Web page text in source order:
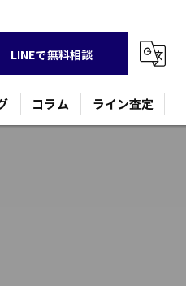
LINEで無料相談
コラム ライン査定